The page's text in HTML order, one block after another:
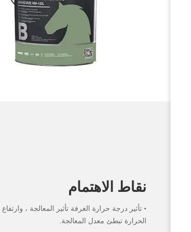
نقاط الاهتمام
• تأثير درجة حرارة الغرفة تأثير المعالجة ،
الحرارة تبطئ معدل المعالجة.